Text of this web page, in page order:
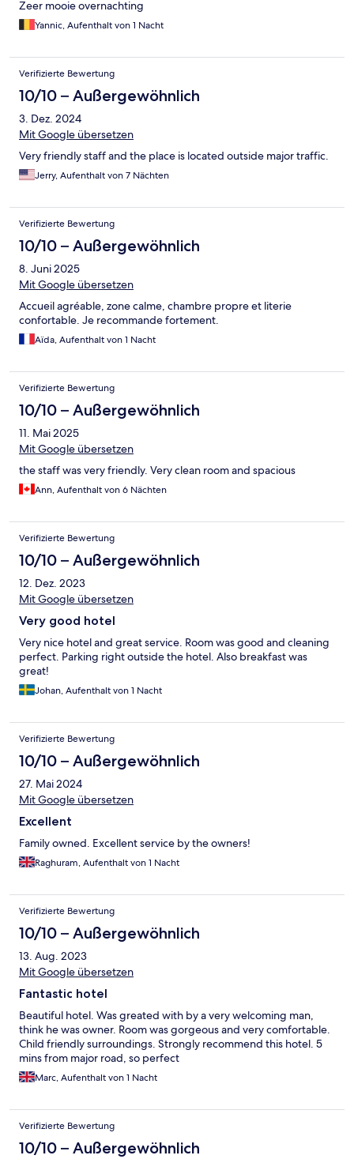
Zeer mooie overnachting
Yannic, Aufenthalt von 1 Nacht
Verifizierte Bewertung
10/10 – Außergewöhnlich
3. Dez. 2024
Mit Google übersetzen
Very friendly staff and the place is located outside major traffic.
Jerry, Aufenthalt von 7 Nächten
Verifizierte Bewertung
10/10 – Außergewöhnlich
8. Juni 2025
Mit Google übersetzen
Accueil agréable, zone calme, chambre propre et literie
confortable. Je recommande fortement.
Aïda, Aufenthalt von 1 Nacht
Verifizierte Bewertung
10/10 – Außergewöhnlich
11. Mai 2025
Mit Google übersetzen
the staff was very friendly. Very clean room and spacious
Ann, Aufenthalt von 6 Nächten
Verifizierte Bewertung
10/10 – Außergewöhnlich
12. Dez. 2023
Mit Google übersetzen
Very good hotel
Very nice hotel and great service. Room was good and cleaning
perfect. Parking right outside the hotel. Also breakfast was
great!
Johan, Aufenthalt von 1 Nacht
Verifizierte Bewertung
10/10 – Außergewöhnlich
27. Mai 2024
Mit Google übersetzen
Excellent
Family owned. Excellent service by the owners!
Raghuram, Aufenthalt von 1 Nacht
Verifizierte Bewertung
10/10 – Außergewöhnlich
13. Aug. 2023
Mit Google übersetzen
Fantastic hotel
Beautiful hotel. Was greated with by a very welcoming man,
think he was owner. Room was gorgeous and very comfortable.
Child friendly surroundings. Strongly recommend this hotel. 5
mins from major road, so perfect
Marc, Aufenthalt von 1 Nacht
Verifizierte Bewertung
10/10 – Außergewöhnlich